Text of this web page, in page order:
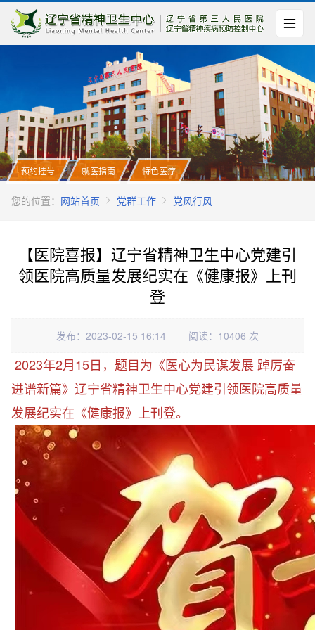
预约挂号 就医指南 特色医疗
您的位置： 网站首页 党群工作 党风行风
【医院喜报】辽宁省精神卫生中心党建引
领医院高质量发展纪实在《健康报》上刊
登
发布：2023-02-15 16:14 阅读：10406 次
2023年2月15日，题目为《医心为民谋发展 踔厉奋
进谱新篇》辽宁省精神卫生中心党建引领医院高质量
发展纪实在《健康报》上刊登。